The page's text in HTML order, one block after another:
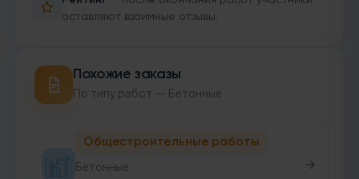
оставляют взаимные отзывы.
Похожие заказы
По типу работ — Бетонные
Общестроительные работы
Бетонные